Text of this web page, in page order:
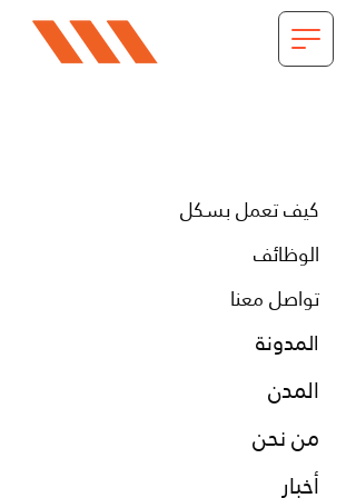
كيف تعمل بسكل
الوظائف
تواصل معنا
المدونة
المدن
من نحن
أخبار